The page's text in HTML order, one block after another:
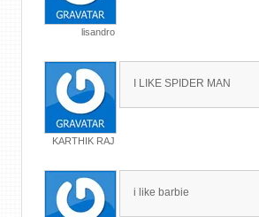
lisandro
KARTHIK RAJ
I LIKE SPIDER MAN
i like barbie